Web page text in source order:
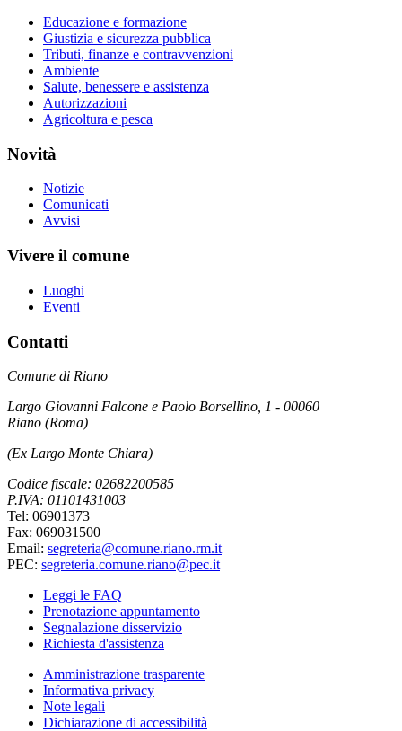
Educazione e formazione
Giustizia e sicurezza pubblica
Tributi, finanze e contravvenzioni
Ambiente
Salute, benessere e assistenza
Autorizzazioni
Agricoltura e pesca
Novità
Notizie
Comunicati
Avvisi
Vivere il comune
Luoghi
Eventi
Contatti
Comune di Riano
Largo Giovanni Falcone e Paolo Borsellino, 1 - 00060
Riano (Roma)
(Ex Largo Monte Chiara)
Codice fiscale: 02682200585
P.IVA: 01101431003
Tel: 06901373
Fax: 069031500
Email: segreteria@comune.riano.rm.it
PEC: segreteria.comune.riano@pec.it
Leggi le FAQ
Prenotazione appuntamento
Segnalazione disservizio
Richiesta d'assistenza
Amministrazione trasparente
Informativa privacy
Note legali
Dichiarazione di accessibilità